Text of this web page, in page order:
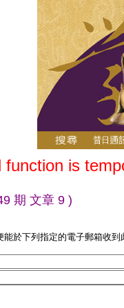
function is
期 文章 9 )
於下列指定的電子郵箱收